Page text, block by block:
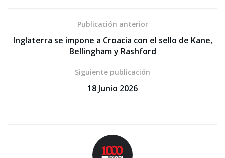
Publicación anterior
Inglaterra se impone a Croacia con el sello de Kane,
Bellingham y Rashford
Siguiente publicación
18 Junio 2026